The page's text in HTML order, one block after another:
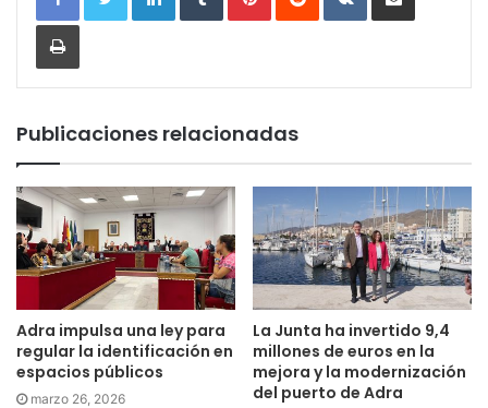
Imprimir
Publicaciones relacionadas
Adra impulsa una ley para
regular la identificación en
espacios públicos
marzo 26, 2026
La Junta ha invertido 9,4
millones de euros en la
mejora y la modernización
del puerto de Adra